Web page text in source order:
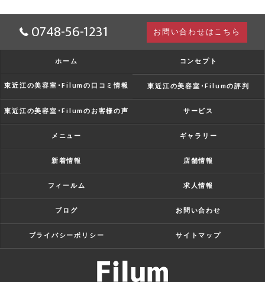
0748-56-1231 お問い合わせはこちら
ホーム コンセプト
東近江の美容室･Filumの口コミ情報 東近江の美容室･Filumの評判
東近江の美容室･Filumのお客様の声 サービス
メニュー ギャラリー
新着情報 店舗情報
フィールム 求人情報
ブログ お問い合わせ
プライバシーポリシー サイトマップ